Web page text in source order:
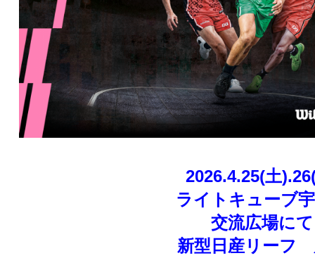
2026.4.25(土
ライトキューブ
交流広場にて
新型日産リーフ